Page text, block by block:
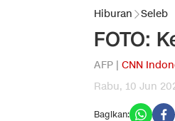
Hiburan Seleb
FOTO:
AFP | CNN
Rabu, 10 Jun
Bagikan: